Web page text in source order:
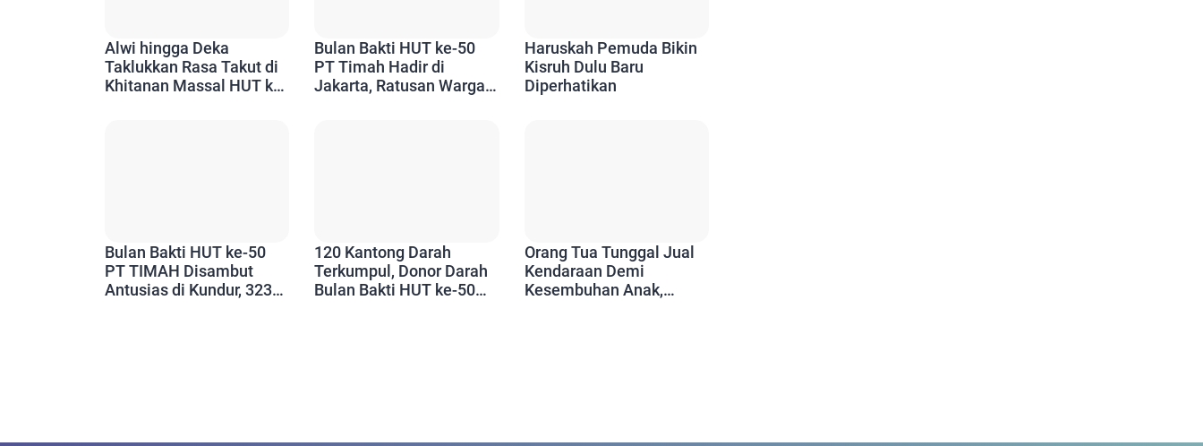
Alwi hingga Deka
Taklukkan Rasa Takut di
Khitanan Massal HUT ke-
Bulan Bakti HUT ke-50
PT Timah Hadir di
Jakarta, Ratusan Warga
Haruskah Pemuda Bikin
Kisruh Dulu Baru
Diperhatikan
Bulan Bakti HUT ke-50
PT TIMAH Disambut
Antusias di Kundur, 323
120 Kantong Darah
Terkumpul, Donor Darah
Bulan Bakti HUT ke-50
Orang Tua Tunggal Jual
Kendaraan Demi
Kesembuhan Anak,